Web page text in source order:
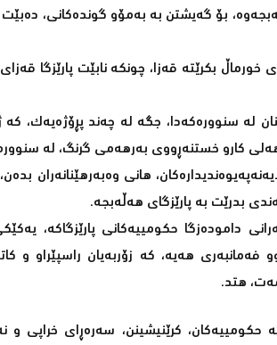
بۆ گەیشتن بە بەمۆو گوندەکانی،
خورماڵ بکرێتە قەزا، چونکە نابێت پارێزگا
لە سنوورەکەدا، جگە لە چەند پڕۆژەیەک،
کارو خستنەڕووی بەرهەمی گرنگ، لە
هانی وەبەرهێنانەران
بدرێت بە پارێزگای هەڵەبجە.
دامودەزگا حکومییەکانی پارێزگاکە،
فەمانبەری هەیە، کە زۆربەیان راسپێراو و
هتد.
کرێنیشینن، سەرەڕای خراپی و